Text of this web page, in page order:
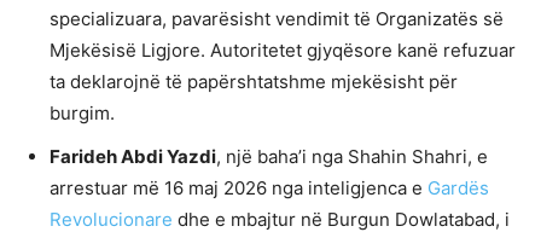
specializuara, pavarësisht vendimit të Organizatës së
Mjekësisë Ligjore. Autoritetet gjyqësore kanë refuzuar
ta deklarojnë të papërshtatshme mjekësisht për
burgim.
Farideh Abdi Yazdi, një baha’i nga Shahin Shahri, e
arrestuar më 16 maj 2026 nga inteligjenca e Gardës
Revolucionare dhe e mbajtur në Burgun Dowlatabad, i